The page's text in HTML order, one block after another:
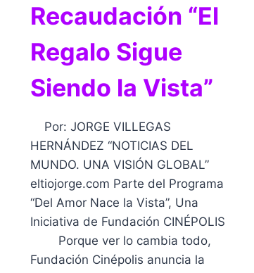
Recaudación “El
Regalo Sigue
Siendo la Vista”
Por: JORGE VILLEGAS
HERNÁNDEZ “NOTICIAS DEL
MUNDO. UNA VISIÓN GLOBAL”
eltiojorge.com Parte del Programa
“Del Amor Nace la Vista”, Una
Iniciativa de Fundación CINÉPOLIS
Porque ver lo cambia todo,
Fundación Cinépolis anuncia la